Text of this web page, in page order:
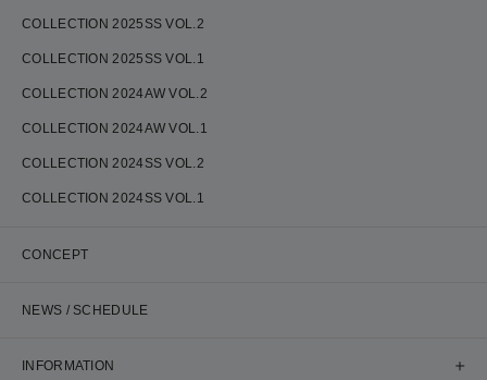
COLLECTION 2025SS VOL.2
COLLECTION 2025SS VOL.1
COLLECTION 2024AW VOL.2
COLLECTION 2024AW VOL.1
COLLECTION 2024SS VOL.2
COLLECTION 2024SS VOL.1
CONCEPT
NEWS / SCHEDULE
INFORMATION